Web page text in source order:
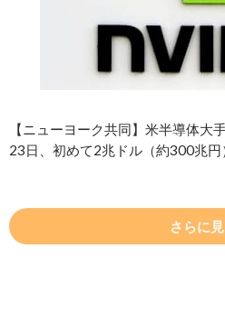
【ニューヨーク共同】米半導体大
23日、初めて2兆ドル（約300兆
さらに